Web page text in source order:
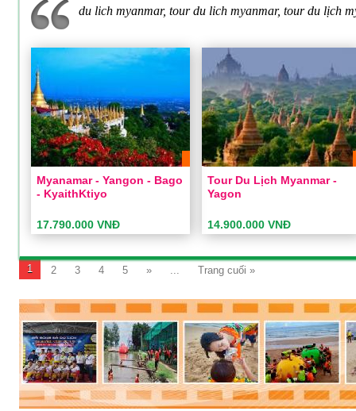
du lich myanmar, tour du lich myanmar, tour du lịch
Myanamar - Yangon - Bago
- KyaithKtiyo
17.790.000 VNĐ
KyaithKtiyo
Phương tiện: Máy bay
Khách sạn: 3 sao
Khởi hành: Sài Gòn
Giá: 17.790.000 VNĐ
ĐẶT TOUR Xem chi tiết
Tour Du Lịch Myanmar -
Yagon
14.900.000 VNĐ
Yagon
Phương tiện: Máy bay
Khách sạn: 3 sao
Khởi hành: Sài Gòn
Giá: 14.900.000 VNĐ
ĐẶT TOUR Xem chi tiết
1 2 3 4 5 » ... Trang cuối »